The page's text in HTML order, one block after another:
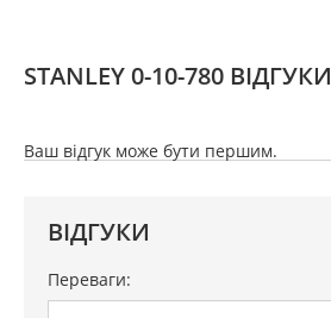
STANLEY 0-10-780 ВІДГУКИ
Ваш відгук може бути першим.
ВІДГУКИ
Переваги: